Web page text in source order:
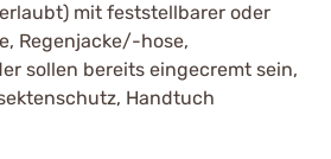
mit feststellbarer oder
Regenjacke/-hose,
sollen bereits eingecremt sein,
Handtuch